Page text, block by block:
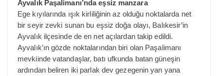
Ayvalık Paşalimanı’nda eşsiz manzara
Ege kıyılarında ışık kirliliğinin az olduğu noktalarda net
bir seyir zevki sunan bu eşsiz doğa olayı, Balıkesir’in
Ayvalık ilçesinde de en net açılardan takip edildi.
Ayvalık’ın gözde noktalarından biri olan Paşalimanı
mevkiinde vatandaşlar, batı ufkunda batan güneşin
ardından beliren iki parlak dev gezegenin yan yana